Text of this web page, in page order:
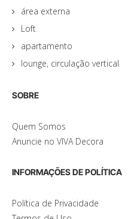
área externa
Loft
apartamento
lounge, circulação vertical
SOBRE
Quem Somos
Anuncie no VIVA Decora
INFORMAÇÕES DE POLÍTICA
Política de Privacidade